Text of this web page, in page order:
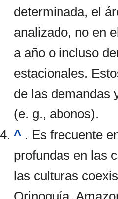
determinada, el
analizado, no en
a año o incluso
estacionales.
de las demandas
(e. g., abonos).
^ . Es frecuente
profundas en las
las culturas